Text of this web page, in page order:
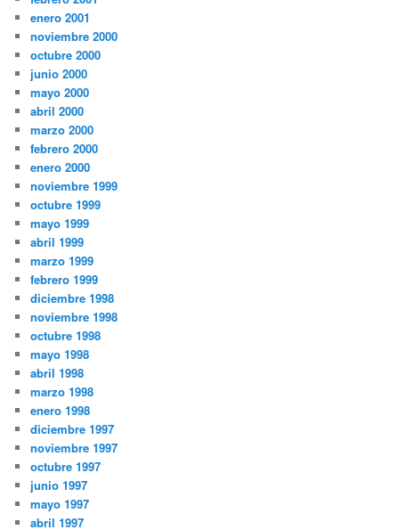
enero 2001
noviembre 2000
octubre 2000
junio 2000
mayo 2000
abril 2000
marzo 2000
febrero 2000
enero 2000
noviembre 1999
octubre 1999
mayo 1999
abril 1999
marzo 1999
febrero 1999
diciembre 1998
noviembre 1998
octubre 1998
mayo 1998
abril 1998
marzo 1998
enero 1998
diciembre 1997
noviembre 1997
octubre 1997
junio 1997
mayo 1997
abril 1997